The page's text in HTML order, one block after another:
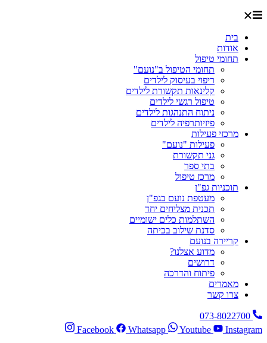
בית
אודות
תחומי טיפול
תחומי הטיפול ב"נועם"
ריפוי בעיסוק לילדים
קלינאות תקשורת לילדים
טיפול רגשי לילדים
ניתוח התנהגות לילדים
פיזיותרפיה לילדים
מרכזי פעילות
פעילות "נועם"
גני תקשורת
בתי ספר
מרכז טיפול
תוכניות גפ"ן
מעטפת נועם בגפ"ן
תכנית מצליחים יחד
השתלמות כלים ישומיים
סדנת שילוב בכיתה
קריירה בנועם
מדוע אצלנו?
דרושים
פיתוח והדרכה
מאמרים
צרו קשר
073-8022700
Facebook
Whatsapp Youtube Instagram